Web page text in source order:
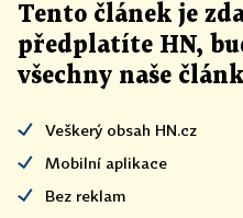
Tento článek je
předplatíte HN,
všechny naše
Veškerý obsah HN.cz
Mobilní aplikace
Bez reklam